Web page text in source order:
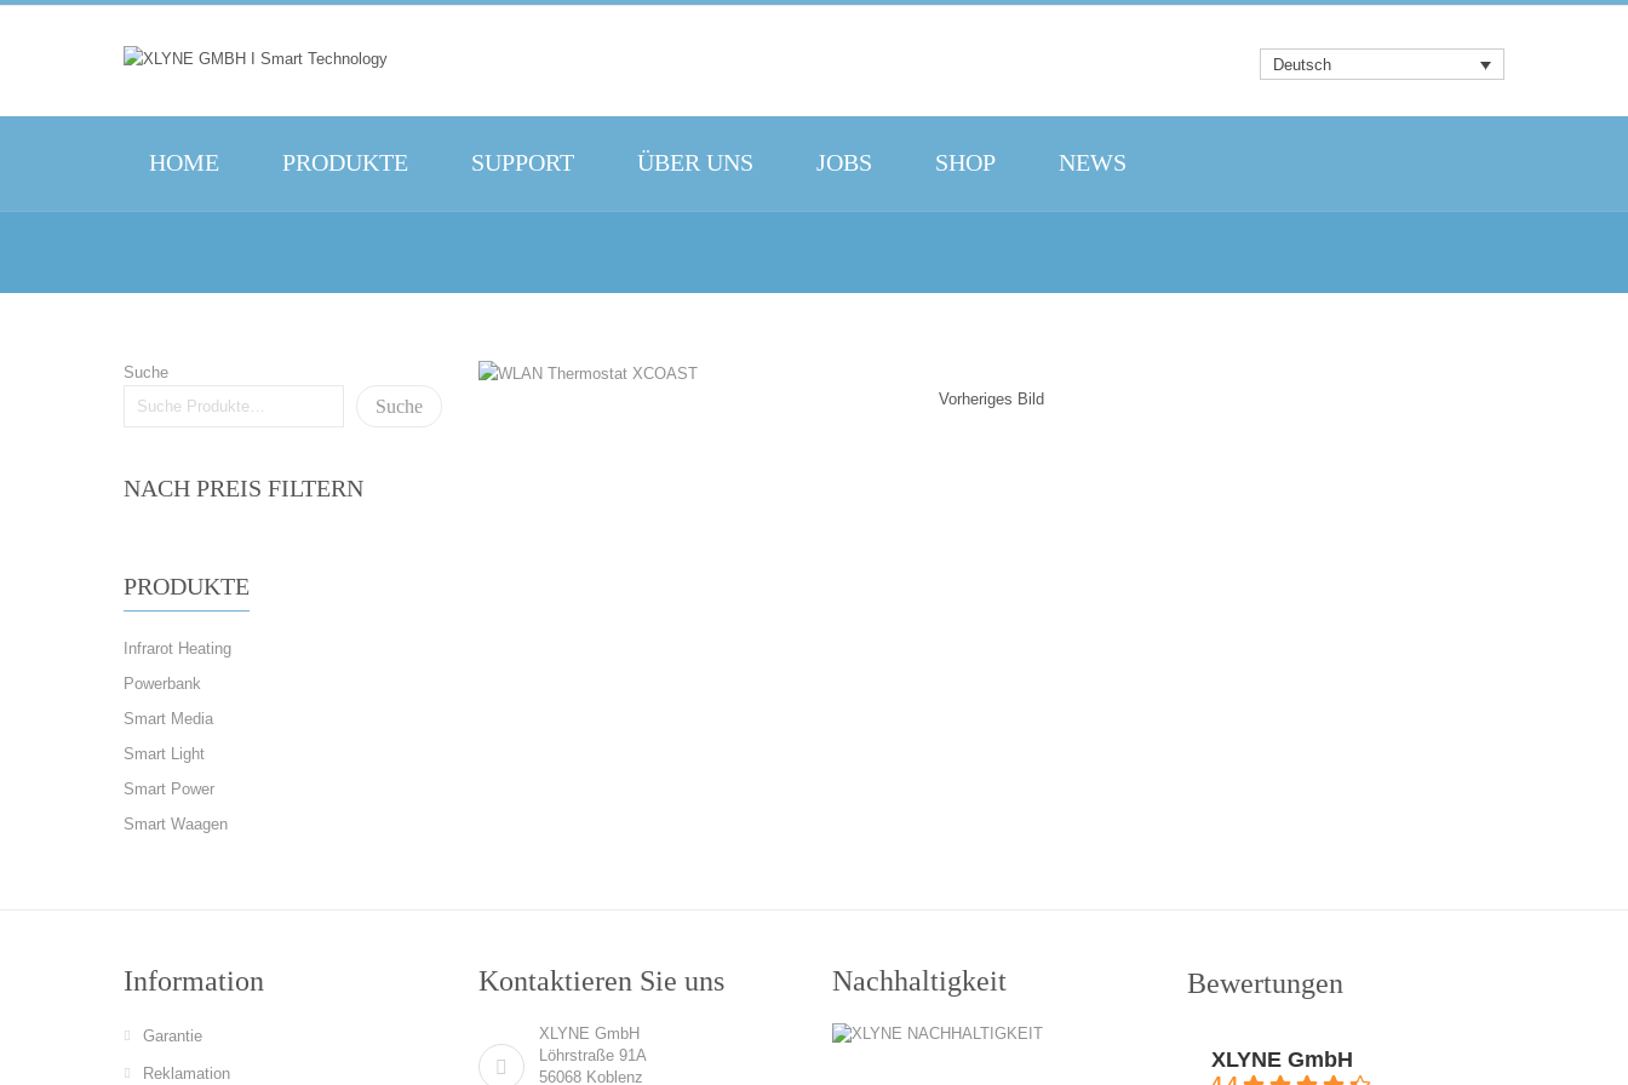
Deutsch
HOME PRODUKTE SUPPORT ÜBER UNS JOBS SHOP NEWS
Suche
Suche
NACH PREIS FILTERN
PRODUKTE
Infrarot Heating
Powerbank
Smart Media
Smart Light
Smart Power
Smart Waagen
Vorheriges Bild
Information
Garantie
Reklamation
Kontaktieren Sie uns
XLYNE GmbH
Löhrstraße 91A
56068 Koblenz
Nachhaltigkeit Bewertungen
XLYNE GmbH